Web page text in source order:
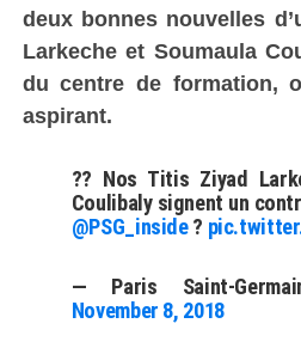
deux bonnes nouvelles
Larkeche et Soumaula
du centre de formation,
aspirant.
?? Nos Titis Ziyad
Coulibaly signent un
@PSG_inside?
— Paris Saint-
November 8, 2018